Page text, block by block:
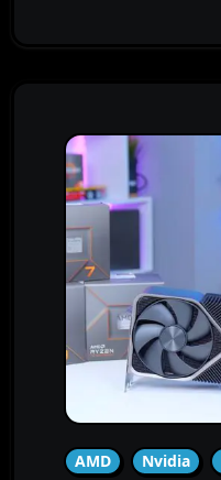
AMD Nvidia